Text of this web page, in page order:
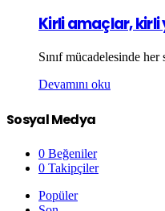
Kirli amaçlar,
Sınıf mücadelesinde
Devamını oku
Sosyal Medya
0 Beğeniler
0 Takipçiler
Popüler